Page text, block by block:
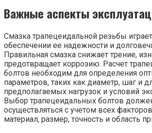
Важные аспекты
Смазка трапецеидальной резьбы
обеспечении ее надежности и
Правильная смазка снижает трение,
предотвращает коррозию. Расчет
болтов необходим для определения
параметров, таких как диаметр, шаг и
предполагаемых нагрузок и условий
Выбор трапецеидальных болтов
осуществляться с учетом всех
материал, размер, точность и область